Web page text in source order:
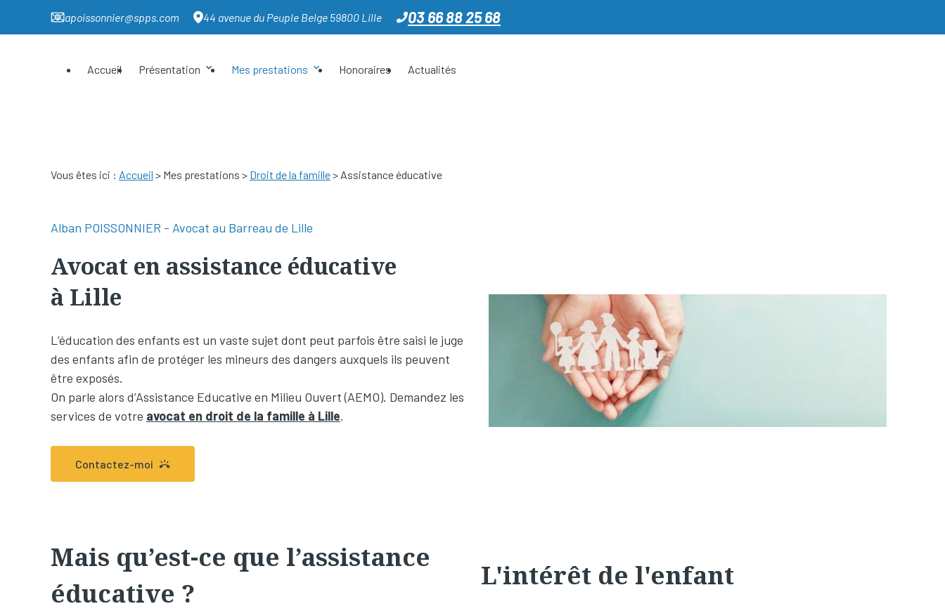
apoissonnier@spps.com 44 avenue du Peuple Belge 59800 Lille 03 66 88 25 68
Accueil Présentation Mes prestations Honoraires Actualités
Vous êtes ici : Accueil > Mes prestations > Droit de la famille> Assistance éducative
Avocat en assistance éducative
à Lille
L’éducation des enfants est un vaste sujet dont peut parfois être saisi le juge
des enfants afin de protéger les mineurs des dangers auxquels ils peuvent
être exposés.
On parle alors d’Assistance Educative en Milieu Ouvert (AEMO). Demandez les
services de votre avocat en droit de la famille à Lille.
Contactez-moi
Mais qu’est-ce que l’assistance
éducative ?
L'intérêt de l'enfant